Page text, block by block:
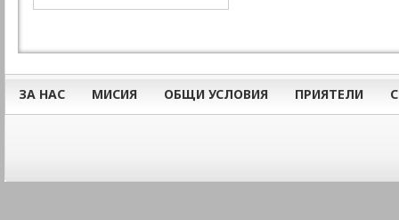
ЗА НАС МИСИЯ ОБЩИ УСЛОВИЯ ПРИЯТЕЛИ